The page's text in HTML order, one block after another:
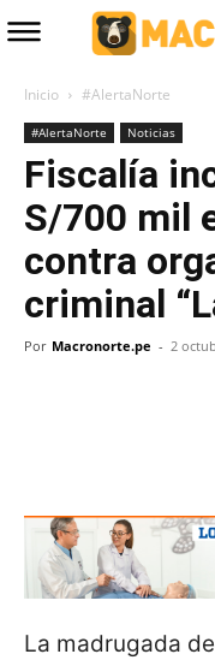
Inicio #AlertaNorte
#AlertaNorte Noticias
Fiscalía
S/700 mil
contra
criminal
Por Macronorte.pe - 2
La madrugada